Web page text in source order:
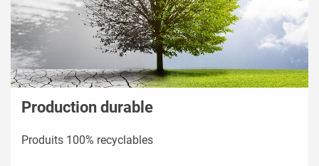
Production durable
Produits 100% recyclables